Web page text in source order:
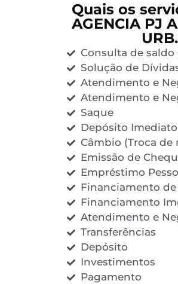
Quais os
AGENCIA PJ
Consulta de saldo
Solução de
Atendimento e
Atendimento e
Saque
Depósito Imediato
Câmbio (Troca de
Emissão de
Empréstimo
Financiamento de
Financiamento
Atendimento e
Transferências
Depósito
Investimentos
Pagamento